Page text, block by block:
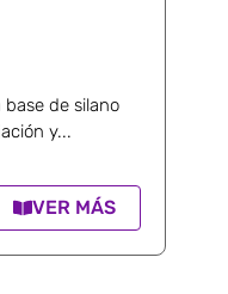
de silano
y...
VER MÁS